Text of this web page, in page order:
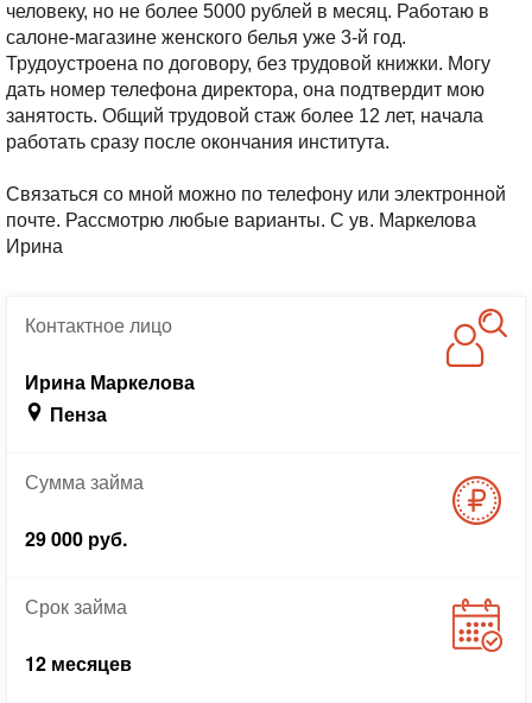
человеку, но не более 5000 рублей в месяц. Работаю в
салоне-магазине женского белья уже 3-й год.
Трудоустроена по договору, без трудовой книжки. Могу
дать номер телефона директора, она подтвердит мою
занятость. Общий трудовой стаж более 12 лет, начала
работать сразу после окончания института.
Связаться со мной можно по телефону или электронной
почте. Рассмотрю любые варианты. С ув. Маркелова
Ирина
Контактноелицо
Ирина Маркелова
Пенза
Суммазайма
29 000 руб.
Срокзайма
12 месяцев